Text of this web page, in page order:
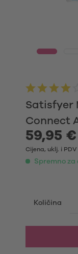
Satisfyer
Connect
59,95
Cijena, uklj. i PDV
Spremno za
Količina